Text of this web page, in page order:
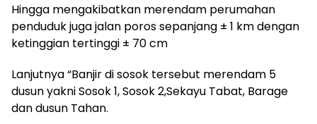
Hingga mengakibatkan merendam perumahan
penduduk juga jalan poros sepanjang ± 1 km dengan
ketinggian tertinggi ± 70 cm
Lanjutnya “Banjir di sosok tersebut merendam 5
dusun yakni Sosok 1, Sosok 2,Sekayu Tabat, Barage
dan dusun Tahan.